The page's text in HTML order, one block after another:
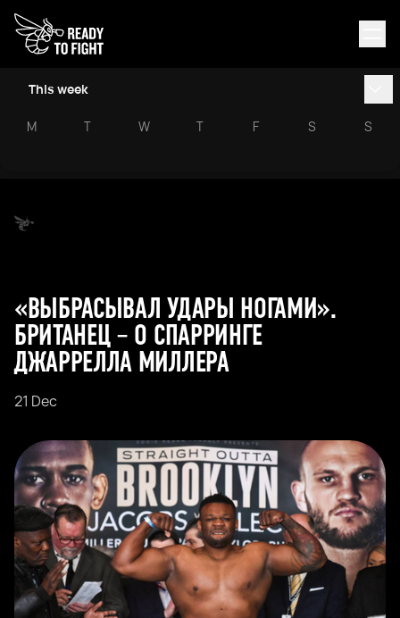
This week
M T W T F S S
«ВЫБРАСЫВАЛ УДАРЫ НОГАМИ».
БРИТАНЕЦ – О СПАРРИНГЕ
ДЖАРРЕЛЛА МИЛЛЕРА
21 Dec